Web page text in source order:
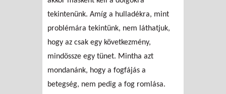
tekintenünk. Amíg a hulladékra, mint
problémára tekintünk, nem láthatjuk,
hogy az csak egy következmény,
mindössze egy tünet. Mintha azt
mondanánk, hogy a fogfájás a
betegség, nem pedig a fog romlása.